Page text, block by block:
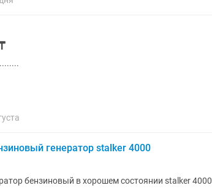
генератор stalker 4000
бензиновый в хорошем состоянии stalker 4000